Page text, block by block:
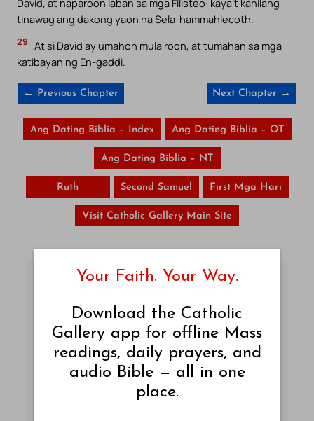
David, at naparoon laban sa mga Filisteo: kaya’t kanilang
tinawag ang dakong yaon na Sela-hammahlecoth.
29 At si David ay umahon mula roon, at tumahan sa mga
katibayan ng En-gaddi.
← Previous Chapter Next Chapter →
Ang Dating Biblia – Index Ang Dating Biblia – OT
Ang Dating Biblia – NT
Ruth Second Samuel First Mga Hari
Visit Catholic Gallery Main Site
Catechism of St. Pius X
Explore the concise Q&A guide to Catholic
faith, doctrine, and morals by Pope St. Pius X.
READ CATECHISM
Your Faith. Your Way.
Download the Catholic
Gallery app for offline Mass
readings, daily prayers, and
audio Bible — all in one
place.